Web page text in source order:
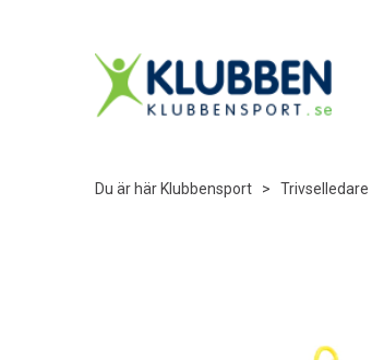
Du är här Klubbensport > Trivselledare